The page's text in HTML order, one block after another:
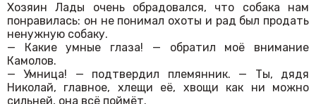
Хозяин Лады очень обрадовался, что собака нам
понравилась: он не понимал охоты и рад был продать
ненужную собаку.
— Какие умные глаза! — обратил моё внимание
Камолов.
— Умница! — подтвердил племянник. — Ты, дядя
Николай, главное, хлещи её, хвощи как ни можно
сильней, она всё поймёт.